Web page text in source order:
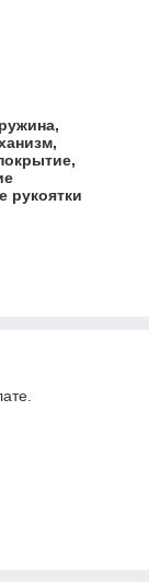
рукоятки